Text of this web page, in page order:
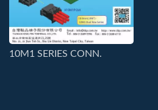
10M1 SERIES CONN.